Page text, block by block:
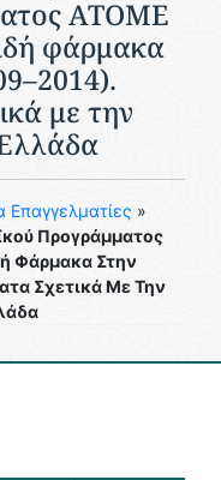
ΑΤΟΜΕ
φάρμακα
με την
Επαγγελματίες »
Προγράμματος
Φάρμακα Στην
Σχετικά Με Την